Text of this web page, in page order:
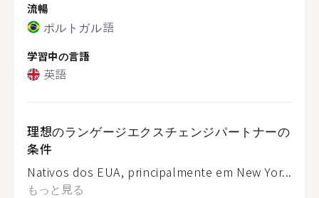
流暢
ポルトガル語
学習中の言語
英語
理想のランゲージエクスチェンジパートナーの
条件
Nativos dos EUA, principalmente em New Yor...
もっと見る